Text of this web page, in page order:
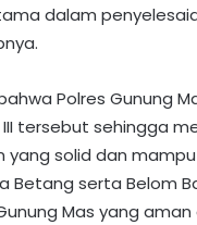
dalam
Polres Gunung
tersebut sehingga
yang solid dan
Betang serta Belom
Mas yang aman